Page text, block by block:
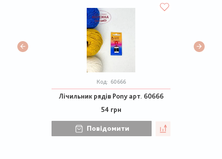
Код: 60666
Лічильник рядів Pony арт. 60666
54 грн
Повідомити